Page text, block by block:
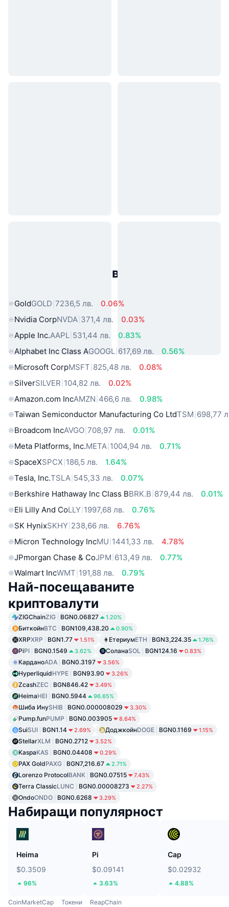
Популярни активи от реалния
GoldGOLD 7236,5 лв.
0.06%
Nvidia CorpNVDA 371,4 лв.
0.03%
Apple Inc.AAPL 531,44 лв.
0.83%
Alphabet Inc Class AGOOGL 617,69 лв.
0.56%
Microsoft CorpMSFT 825,48 лв.
0.08%
SilverSILVER 104,82 лв.
0.02%
Amazon.com IncAMZN 466,6 лв.
0.98%
Taiwan Semiconductor Manufacturing Co LtdTSM 698,77
Broadcom IncAVGO 708,97 лв.
0.01%
Meta Platforms, Inc.META 1004,94 лв.
0.71%
SpaceXSPCX 186,5 лв.
1.64%
Tesla, Inc.TSLA 545,33 лв.
0.07%
Berkshire Hathaway Inc Class BBRK.B 879,44 лв.
0.01%
Eli Lilly And CoLLY 1997,68 лв.
0.76%
SK HynixSKHY 238,66 лв.
6.76%
Micron Technology IncMU 1441,33 лв.
4.78%
JPmorgan Chase & CoJPM 613,49 лв.
0.77%
Walmart IncWMT 191,88 лв. 0.79%
Най-посещаваните
криптовалути
ZIGChainZIG BGN0.06827 1.20%
БиткойнBTC BGN109,438.20 0.90%
XRPXRP BGN1.77 1.51% ЕтериумETH BGN3,224.35 1.76%
PiPI BGN0.1549 3.62% СоланаSOL BGN124.16 0.83%
КарданоADA BGN0.3197 3.56%
HyperliquidHYPE BGN93.90 3.26%
ZcashZEC BGN846.42 3.49%
HeimaHEI BGN0.5944 96.65%
Шиба ИнуSHIB BGN0.000008029 3.30%
Pump.funPUMP BGN0.003905 8.64%
SuiSUI BGN1.14 2.69% ДоджкойнDOGE BGN0.1169 1.15%
StellarXLM BGN0.2712 3.52%
KaspaKAS BGN0.04408 0.29%
PAX GoldPAXG BGN7,216.67 2.71%
Lorenzo ProtocolBANK BGN0.07515 7.43%
Terra ClassicLUNC BGN0.00008273 2.27%
OndoONDO BGN0.6268 3.29%
Набиращи популярност
Heima
$0.3509
96%
Pi
$0.09141
3.63%
Cap
$0.02932
4.88%
CoinMarketCap Токени ReapChain